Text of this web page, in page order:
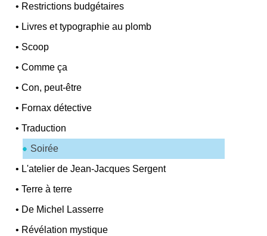
• Restrictions budgétaires
• Livres et typographie au plomb
• Scoop
•Comme ça
•Con, peut-être
• Fornax détective
•Traduction
Soirée
• L'atelier de Jean-Jacques Sergent
•Terre à terre
• De Michel Lasserre
• Révélation mystique